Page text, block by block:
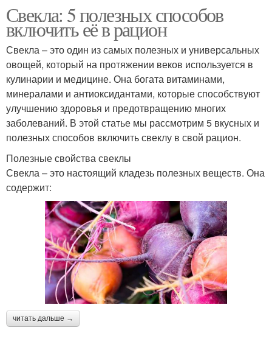
Свекла: 5 полезных способов
включить её в рацион
Свекла – это один из самых полезных и универсальных
овощей, который на протяжении веков используется в
кулинарии и медицине. Она богата витаминами,
минералами и антиоксидантами, которые способствуют
улучшению здоровья и предотвращению многих
заболеваний. В этой статье мы рассмотрим 5 вкусных и
полезных способов включить свеклу в свой рацион.
Полезные свойства свеклы
Свекла – это настоящий кладезь полезных веществ. Она
содержит:
читать дальше →